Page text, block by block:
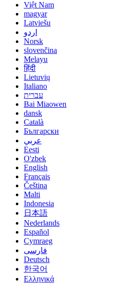
Việt Nam
magyar
Latviešu
اردو
Norsk
slovenčina
Melayu
हिंदी
Lietuvių
Italiano
עברית
Bai Miaowen
dansk
Català
Български
عربي
Eesti
O'zbek
English
Français
Čeština
Malti
Indonesia
日本語
Nederlands
Español
Cymraeg
فارسی
Deutsch
한국어
Ελληνικά